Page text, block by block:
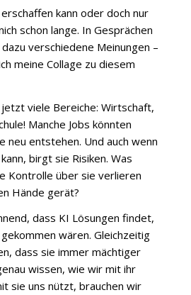
kann oder doch nur
schon lange. In Gesprächen
verschiedene Meinungen –
meine Collage zu diesem
viele Bereiche: Wirtschaft,
Manche Jobs könnten
neu entstehen. Und auch wenn
birgt sie Risiken. Was
Kontrolle über sie verlieren
Hände gerät?
dass KI Lösungen findet,
wären. Gleichzeitig
dass sie immer mächtiger
wissen, wie wir mit ihr
sie uns nützt, brauchen wir